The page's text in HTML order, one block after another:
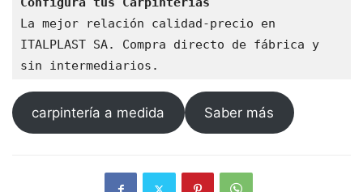
La mejor relación calidad-precio en
ITALPLAST SA. Compra directo de fábrica y
sin intermediarios.
carpintería a medida Saber más